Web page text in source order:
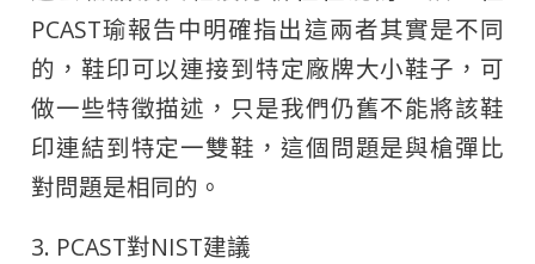
PCAST瑜報告中明確指出這兩者其實是不同
的，鞋印可以連接到特定廠牌大小鞋子，可
做一些特徵描述，只是我們仍舊不能將該鞋
印連結到特定一雙鞋，這個問題是與槍彈比
對問題是相同的。
3. PCAST對NIST建議